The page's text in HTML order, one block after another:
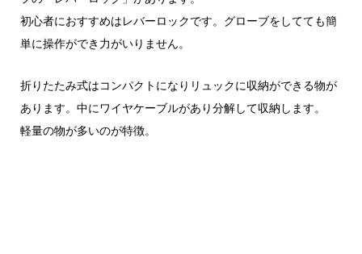
初心者におすすめはレバーロックです。グローブをしてても簡
単に操作ができ力がいりません。
折りたたみ式はコンパクトになりリュックに収納ができる物が
あります。中にワイヤケーブルがあり分解して収納します。
軽量の物が多いのが特徴。